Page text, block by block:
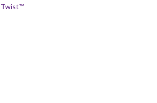
Twist™